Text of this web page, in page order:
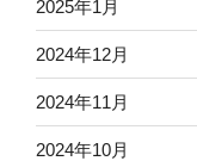
2025年1月
2024年12月
2024年11月
2024年10月